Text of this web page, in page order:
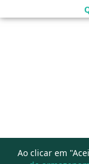
Ao clicar em